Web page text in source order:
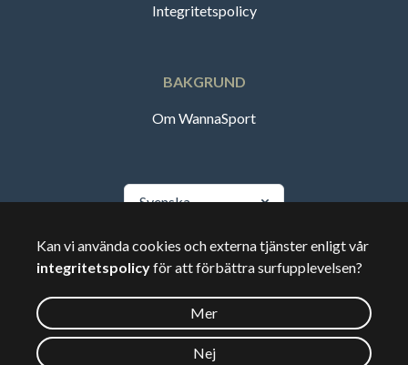
Integritetspolicy
BAKGRUND
Om WannaSport
Svenska
🇸🇪Sverige
©2026Wannasport.dk
Kan vi använda cookies och externa tjänster enligt vår
integritetspolicyför att förbättra surfupplevelsen?
Mer
Nej